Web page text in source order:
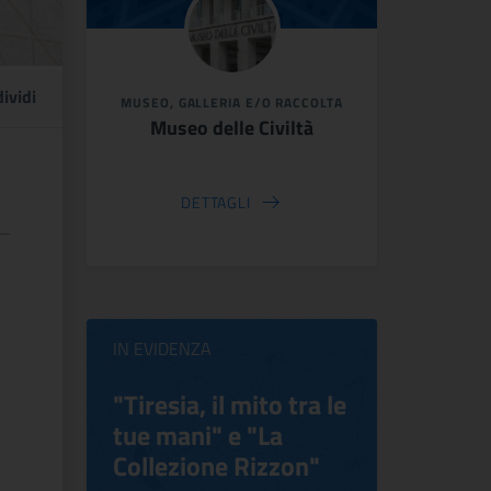
MUSEO, GALLERIA E/O RACCOLTA
Museo delle Civiltà
DETTAGLI
IN EVIDENZA
"Tiresia, il mito tra le
tue mani" e "La
Collezione Rizzon"